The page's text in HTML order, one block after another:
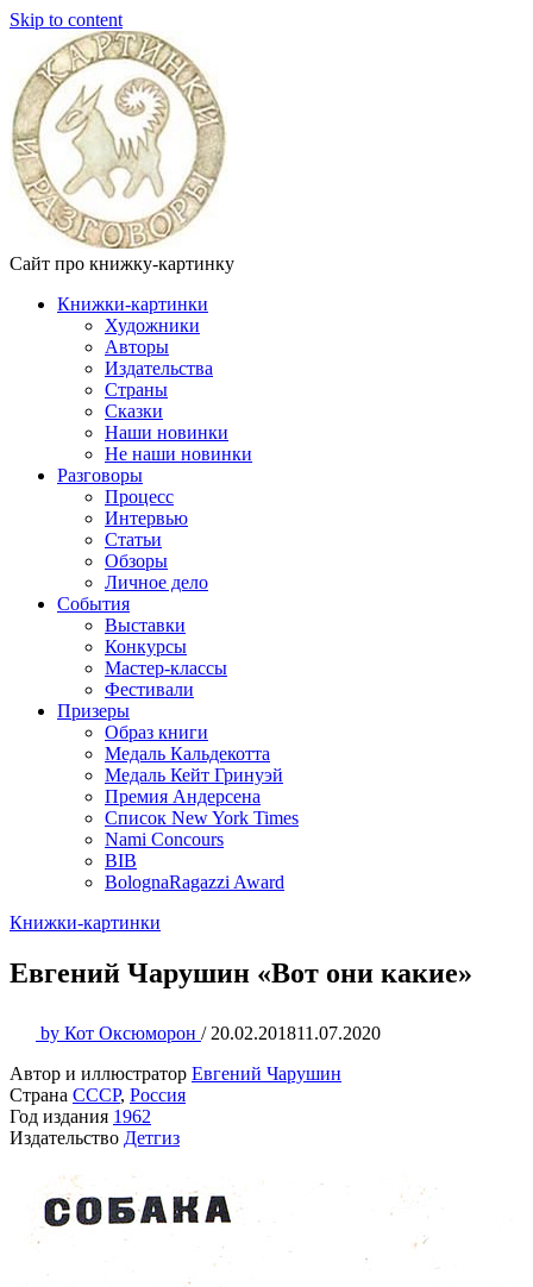
Skip to content
Сайт про книжку-картинку
Книжки-картинки
Художники
Авторы
Издательства
Страны
Сказки
Наши новинки
Не наши новинки
Разговоры
Процесс
Интервью
Статьи
Обзоры
Личное дело
События
Выставки
Конкурсы
Мастер-классы
Фестивали
Призеры
Образ книги
Медаль Кальдекотта
Медаль Кейт Гринуэй
Премия Андерсена
Список New York Times
Nami Concours
BIB
BolognaRagazzi Award
Книжки-картинки
Евгений Чарушин «Вот они какие»
by Кот Оксюморон / 20.02.201811.07.2020
Автор и иллюстратор Евгений Чарушин
Страна СССР, Россия
Год издания 1962
Издательство Детгиз